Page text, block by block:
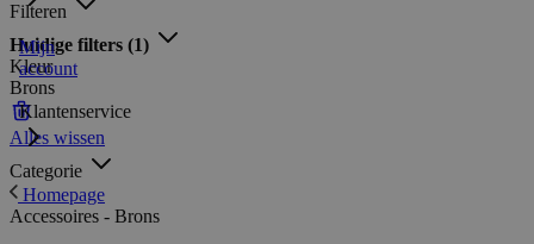
Mijn
account
Klantenservice
Filteren
Huidige filters (1)
Kleur
Brons
Alles wissen
Categorie
Homepage
Accessoires - Brons